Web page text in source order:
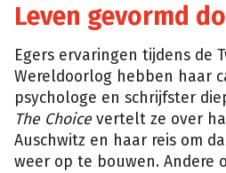
Leven gevormd
Egers ervaringen tijdens de
Wereldoorlog hebben haar
psychologe en schrijfster
The Choicevertelt ze over
Auschwitz en haar reis om
weer op te bouwen. Andere